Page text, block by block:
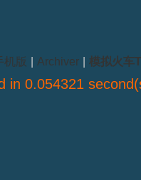
机版 Archiver 模拟火车
in 0.054321